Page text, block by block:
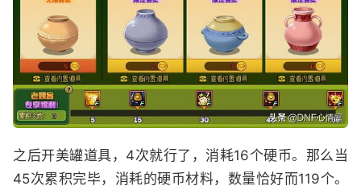
之后开美罐道具，4次就行了，消耗16个硬币。那么当
45次累积完毕，消耗的硬币材料，数量恰好而119个。